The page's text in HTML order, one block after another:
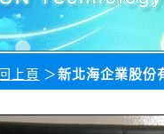
回上頁 ＞新北海企業股份